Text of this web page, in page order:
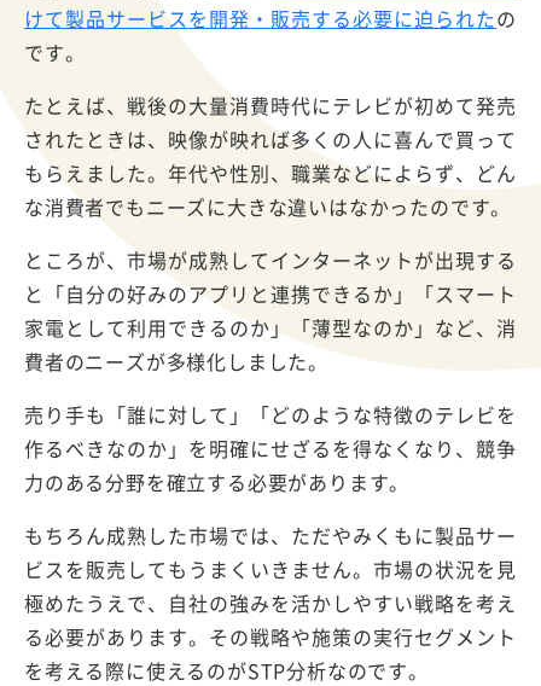
けて製品サービスを開発・販売する必要に迫られたの
です。
たとえば、戦後の大量消費時代にテレビが初めて発売
されたときは、映像が映れば多くの人に喜んで買って
もらえました。年代や性別、職業などによらず、どん
な消費者でもニーズに大きな違いはなかったのです。
ところが、市場が成熟してインターネットが出現する
と「自分の好みのアプリと連携できるか」「スマート
家電として利用できるのか」「薄型なのか」など、消
費者のニーズが多様化しました。
売り手も「誰に対して」「どのような特徴のテレビを
作るべきなのか」を明確にせざるを得なくなり、競争
力のある分野を確立する必要があります。
もちろん成熟した市場では、ただやみくもに製品サー
ビスを販売してもうまくいきません。市場の状況を見
極めたうえで、自社の強みを活かしやすい戦略を考え
る必要があります。その戦略や施策の実行セグメント
を考える際に使えるのがSTP分析なのです。